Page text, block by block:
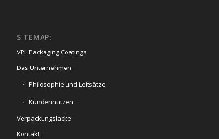
SITEMAP:
VPL Packaging Coatings
Das Unternehmen
Philosophie und Leitsätze
Kundennutzen
Verpackungslacke
Kontakt